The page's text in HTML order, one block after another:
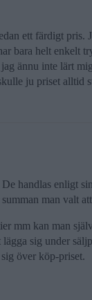
ett färdigt pris.
bara helt enkelt
ännu inte lärt
ju priset alltid
handlas enligt
man valt
mm kan man
sig under
över köp-priset.